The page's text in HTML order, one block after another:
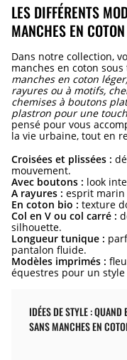
LES DIFFÉRENTS
MANCHES EN COTON
Dans notre collection,
manches en coton
manches en coton
rayures ou à motifs,
chemises à boutons
plastron pour une
pensé pour vous
la vie urbaine, tout en
Croisées et plissées :
mouvement.
Avec boutons : look
A rayures : esprit marin
En coton bio : texture
Col en V ou col carré :
silhouette.
Longueur tunique :
pantalon fluide.
Modèles imprimés :
équestres pour un
IDÉES DE STYLE :
SANS MANCHES EN